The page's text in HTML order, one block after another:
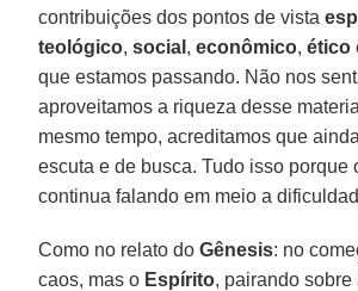
contribuições dos pontos de vista
teológico,social ,econômico,ético
que estamos passando. Não nos
aproveitamos a riqueza desse
mesmo tempo, acreditamos que
escuta e de busca. Tudo isso porque
continua falando em meio a
Como no relato doGênesis: no
caos, mas o Espírito, pairando sobre